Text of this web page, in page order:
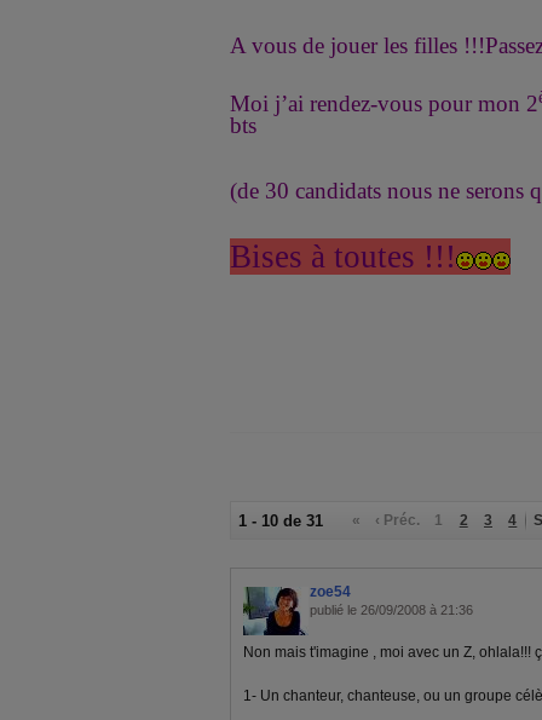
A vous de jouer les filles !!!
Moi j’ai rendez-vous pour mon 2
bts
(de 30 candidats nous ne serons
Bises à toutes !!!
1 - 10 de 31 « ‹ Préc. 1 2 3 4
zoe54
publié le 26/09/2008 à 21:36
Non mais t'imagine , moi avec un Z, ohlala!!!
1- Un chanteur, chanteuse, ou un groupe